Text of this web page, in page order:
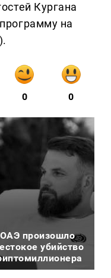
Кургана
на
0 0
произошло
убийство